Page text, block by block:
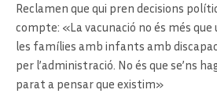
Reclamen que qui pren decisions
compte: «La vacunació no és més que
les famílies amb infants amb
per l’administració. No és que se’ns
parat a pensar que existim»